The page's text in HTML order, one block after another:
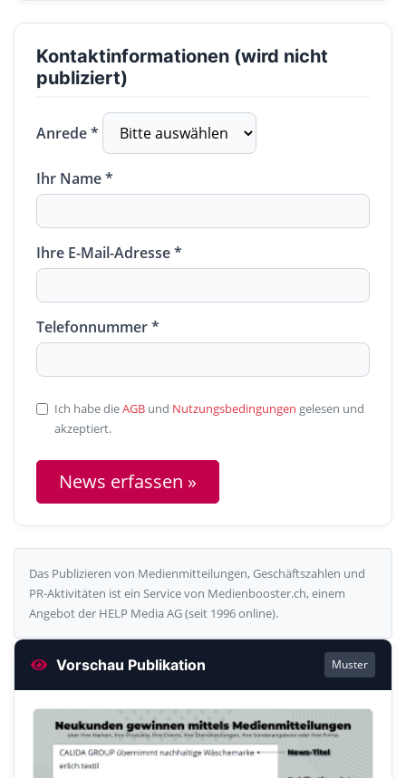
Kontaktinformationen (wird nicht
publiziert)
Anrede *
Ihr Name *
Ihre E-Mail-Adresse *
Telefonnummer *
Ich habe dieAGB und Nutzungsbedingungen gelesen und
akzeptiert.
News erfassen »
Das Publizieren von Medienmitteilungen, Geschäftszahlen und
PR-Aktivitäten ist ein Service von Medienbooster.ch, einem
Angebot der HELP Media AG (seit 1996 online).
Vorschau Publikation Muster